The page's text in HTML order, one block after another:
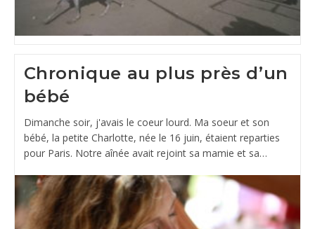
Chronique au plus près d’un
bébé
Dimanche soir, j'avais le coeur lourd. Ma soeur et son
bébé, la petite Charlotte, née le 16 juin, étaient reparties
pour Paris. Notre aînée avait rejoint sa mamie et sa…